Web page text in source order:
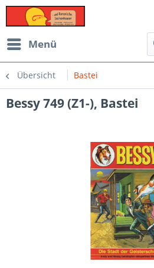
Menü
Übersicht Bastei
Bessy 749 (Z1-), Bastei